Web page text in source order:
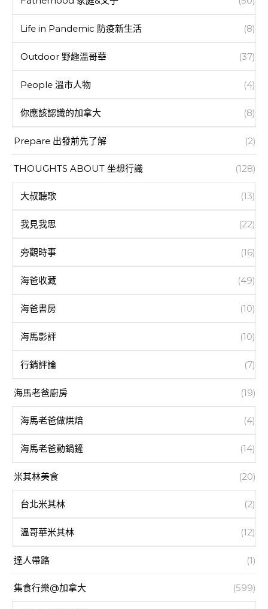
Life in Pandemic 防疫新生活 (8)
Outdoor 野趣溫哥華 (37)
People 溫市人物 (4)
你應該認識的加拿大 (8)
Prepare 出發前先了解 (2)
THOUGHTS ABOUT 坐想行識 (128)
大叔聽歌 (13)
我見我思 (22)
旁觀時事 (16)
海爸收藏 (49)
海爸書房 (10)
海馬影評 (10)
行銷評論 (7)
海馬老爸廚房 (19)
海馬老爸做烘焙 (4)
海馬老爸動鍋鏟 (14)
米其林美食 (20)
台北米其林 (2)
溫哥華米其林 (12)
達人帶路 (1)
集食行樂@加拿大 (599)